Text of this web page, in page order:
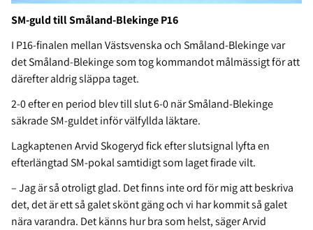
SM-guld till Småland-Blekinge P16
I P16-finalen mellan Västsvenska och Småland-Blekinge var
det Småland-Blekinge som tog kommandot målmässigt för att
därefter aldrig släppa taget.
2-0 efter en period blev till slut 6-0 när Småland-Blekinge
säkrade SM-guldet inför välfyllda läktare.
Lagkaptenen Arvid Skogeryd fick efter slutsignal lyfta en
efterlängtad SM-pokal samtidigt som laget firade vilt.
– Jag är så otroligt glad. Det finns inte ord för mig att beskriva
det, det är ett så galet skönt gäng och vi har kommit så galet
nära varandra. Det känns hur bra som helst, säger Arvid